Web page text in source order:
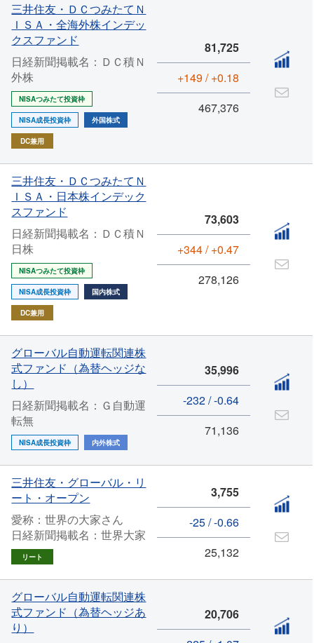
三井住友・ＤＣつみたてＮ
ＩＳＡ・全海外株インデッ
クスファンド
日経新聞掲載名：ＤＣ積Ｎ
外株
NISAつみたて投資枠
NISA成長投資枠 外国株式
DC兼用
81,725
+149 / +0.18
467,376
三井住友・ＤＣつみたてＮ
ＩＳＡ・日本株インデック
スファンド
日経新聞掲載名：ＤＣ積Ｎ
日株
NISAつみたて投資枠
NISA成長投資枠 国内株式
DC兼用
73,603
+344 / +0.47
278,126
グローバル自動運転関連株
式ファンド（為替ヘッジな
し）
日経新聞掲載名：Ｇ自動運
転無
NISA成長投資枠 内外株式
35,996
-232 / -0.64
71,136
三井住友・グローバル・リ
ート・オープン
愛称：世界の大家さん
日経新聞掲載名：世界大家
リート
3,755
-25 / -0.66
25,132
グローバル自動運転関連株
式ファンド（為替ヘッジあ
り）
20,706